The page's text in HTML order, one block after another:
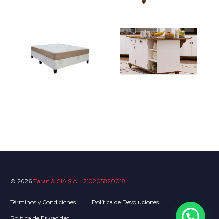
© 2026 Taran & CIA S.A. | 210205820018
Términos y Condiciones Política de Devoluciones